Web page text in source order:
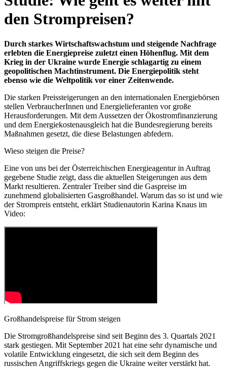
den Strompreisen?
Durch starkes Wirtschaftswachstum und steigende Nachfrage
erlebten die Energiepreise zuletzt einen Höhenflug. Mit dem
Krieg in der Ukraine wurde Energie schlagartig zu einem
geopolitischen Machtinstrument. Die Energiepolitik steht
ebenso wie die Weltpolitik vor einer Zeitenwende.
Die starken Preissteigerungen an den internationalen Energiebörsen
stellen VerbraucherInnen und Energielieferanten vor große
Herausforderungen. Mit dem Aussetzen der Ökostromfinanzierung
und dem Energiekostenausgleich hat die Bundesregierung bereits
Maßnahmen gesetzt, die diese Belastungen abfedern.
Wieso steigen die Preise?
Eine von uns bei der Österreichischen Energieagentur in Auftrag
gegebene Studie zeigt, dass die aktuellen Steigerungen aus dem
Markt resultieren. Zentraler Treiber sind die Gaspreise im
zunehmend globalisierten Gasgroßhandel. Warum das so ist und wie
der Strompreis entsteht, erklärt Studienautorin Karina Knaus im
Video:
Großhandelspreise für Strom steigen
Die Stromgroßhandelspreise sind seit Beginn des 3. Quartals 2021
stark gestiegen. Mit September 2021 hat eine sehr dynamische und
volatile Entwicklung eingesetzt, die sich seit dem Beginn des
russischen Angriffskriegs gegen die Ukraine weiter verstärkt hat.